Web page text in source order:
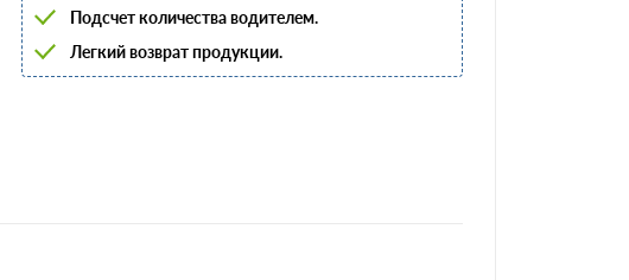
Подсчет количества водителем.
Легкий возврат продукции.